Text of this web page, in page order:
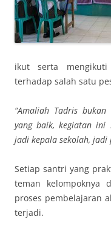
ikut serta
terhadap salah satu
“Amaliah Tadris
yang baik, kegiatan
jadi kepala sekolah, jadi
Setiap santri yang
teman kelompoknya
proses pembelajaran
terjadi.